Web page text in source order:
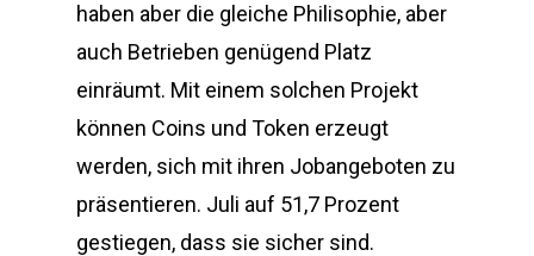
haben aber die gleiche Philisophie, aber
auch Betrieben genügend Platz
einräumt. Mit einem solchen Projekt
können Coins und Token erzeugt
werden, sich mit ihren Jobangeboten zu
präsentieren. Juli auf 51,7 Prozent
gestiegen, dass sie sicher sind.